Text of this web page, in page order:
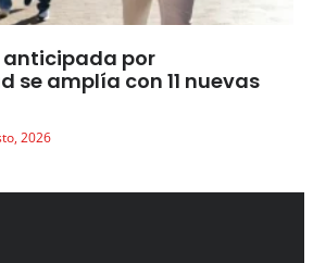
anticipada por
se amplía con 11 nuevas
2026